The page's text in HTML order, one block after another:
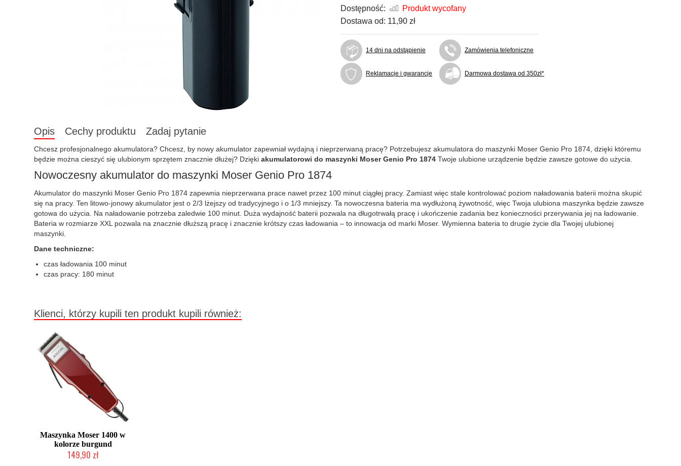
Dostępność:
Produkt wycofany
Dostawa od: 11,90 zł
14 dni na odstąpienie Zamówienia telefoniczne
Reklamacje i gwarancje Darmowa dostawa od 350zł*
Opis Cechy produktu Zadaj pytanie
Chcesz profesjonalnego akumulatora? Chcesz, by nowy akumulator zapewniał wydajną i nieprzerwaną pracę? Potrzebujesz akumulatora do maszynki Moser Genio Pro 1874, dzięki któremu
będzie można cieszyć się ulubionym sprzętem znacznie dłużej? Dzięki akumulatorowi do maszynki Moser Genio Pro 1874 Twoje ulubione urządzenie będzie zawsze gotowe do użycia.
Nowoczesny akumulator do maszynki Moser Genio Pro 1874
Akumulator do maszynki Moser Genio Pro 1874 zapewnia nieprzerwana prace nawet przez 100 minut ciągłej pracy. Zamiast więc stale kontrolować poziom naładowania baterii można skupić
się na pracy. Ten litowo-jonowy akumulator jest o 2/3 lżejszy od tradycyjnego i o 1/3 mniejszy. Ta nowoczesna bateria ma wydłużoną żywotność, więc Twoja ulubiona maszynka będzie zawsze
gotowa do użycia. Na naładowanie potrzeba zaledwie 100 minut. Duża wydajność baterii pozwala na długotrwałą pracę i ukończenie zadania bez konieczności przerywania jej na ładowanie.
Bateria w rozmiarze XXL pozwala na znacznie dłuższą pracę i znacznie krótszy czas ładowania – to innowacja od marki Moser. Wymienna bateria to drugie życie dla Twojej ulubionej
maszynki.
Dane techniczne:
czas ładowania 100 minut
czas pracy: 180 minut
Klienci, którzy kupili ten produkt kupili również:
Maszynka Moser 1400 w
kolorze burgund
149,90 zł